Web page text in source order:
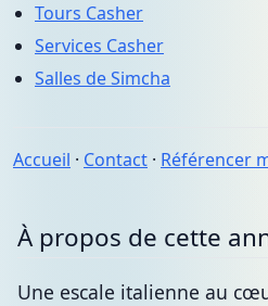
Tours Casher
Services Casher
Salles de Simcha
Accueil · Contact · Référencer
À propos de cette
Une escale italienne au